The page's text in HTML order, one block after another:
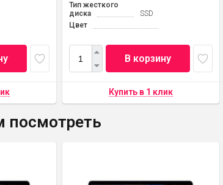
Тип жесткого
диска
SSD
Цвет
В корзину
посмотреть